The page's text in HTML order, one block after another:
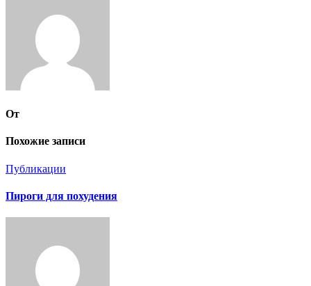
От
Похожие записи
Публикации
Пироги для похудения